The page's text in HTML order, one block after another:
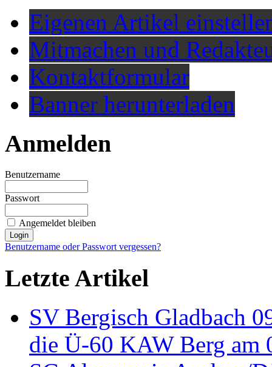
Eigenen Artikel
Mitmachen und
Kontaktformular
Banner herunterladen
Anmelden
Benutzername
Passwort
Angemeldet bleiben
Benutzername oder Passwort vergessen?
Letzte Artikel
SV Bergisch Gladbach
die Ü-60 KAW Berg am